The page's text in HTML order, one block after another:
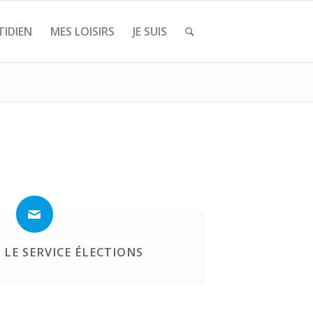
MES LOISIRS JE SUIS
SERVICE ÉLECTIONS